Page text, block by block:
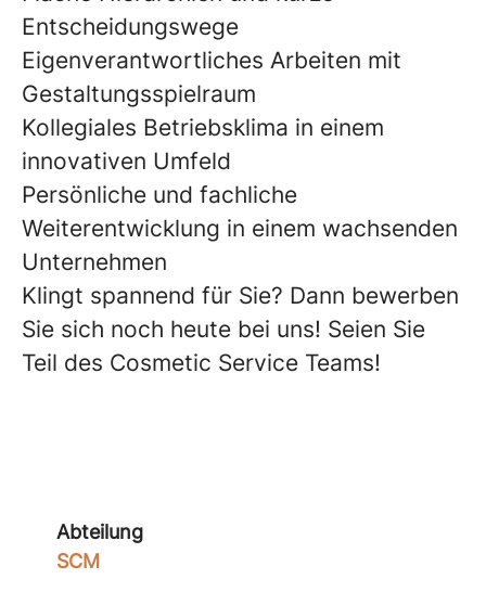
Entscheidungswege
Eigenverantwortliches Arbeiten mit
Gestaltungsspielraum
Kollegiales Betriebsklima in einem
innovativen Umfeld
Persönliche und fachliche
Weiterentwicklung in einem wachsenden
Unternehmen
Klingt spannend für Sie? Dann bewerben
Sie sich noch heute bei uns! Seien Sie
Teil des Cosmetic Service Teams!
Abteilung
SCM